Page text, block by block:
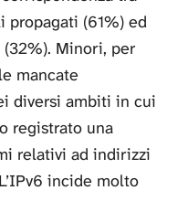
propagati (61%) ed
Minori, per
mancate
diversi ambiti in cui
registrato una
relativi ad indirizzi
incide molto